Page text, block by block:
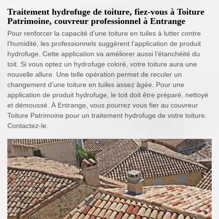
Traitement hydrofuge de toiture, fiez-vous à Toiture
Patrimoine, couvreur professionnel à Entrange
Pour renforcer la capacité d’une toiture en tuiles à lutter contre
l’humidité, les professionnels suggèrent l’application de produit
hydrofuge. Cette application va améliorer aussi l’étanchéité du
toit. Si vous optez un hydrofuge coloré, votre toiture aura une
nouvelle allure. Une telle opération permet de reculer un
changement d’une toiture en tuiles assez âgée. Pour une
application de produit hydrofuge, le toit doit être préparé, nettoyé
et démoussé. À Entrange, vous pourrez vous fier au couvreur
Toiture Patrimoine pour un traitement hydrofuge de votre toiture.
Contactez-le.